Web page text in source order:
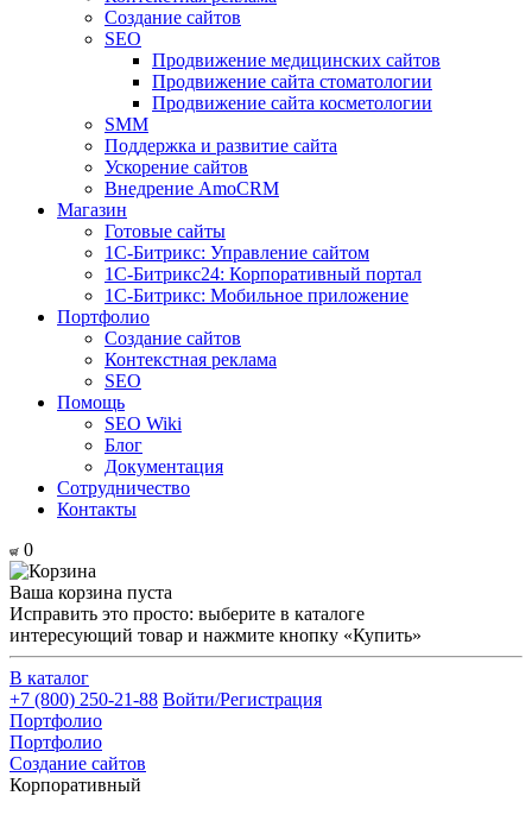
Создание сайтов
SEO
Продвижение медицинских сайтов
Продвижение сайта стоматологии
Продвижение сайта косметологии
SMM
Поддержка и развитие сайта
Ускорение сайтов
Внедрение AmoCRM
Магазин
Готовые сайты
1С-Битрикс: Управление сайтом
1С-Битрикс24: Корпоративный портал
1С-Битрикс: Мобильное приложение
Портфолио
Создание сайтов
Контекстная реклама
SEO
Помощь
SEO Wiki
Блог
Документация
Сотрудничество
Контакты
0
Ваша корзина пуста
Исправить это просто: выберите в каталоге
интересующий товар и нажмите кнопку «Купить»
В каталог
+7 (800) 250-21-88 Войти/Регистрация
Портфолио
Портфолио
Создание сайтов
Корпоративный